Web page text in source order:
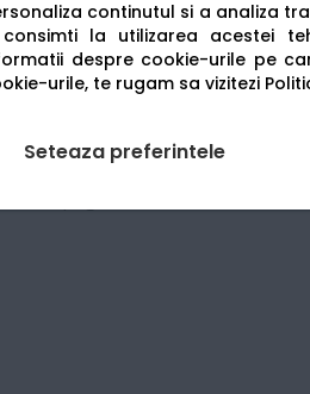
continutul si a analiza
la utilizarea acestei
despre cookie-urile pe
urile, te rugam sa vizitezi
Seteaza preferintele
pagini)